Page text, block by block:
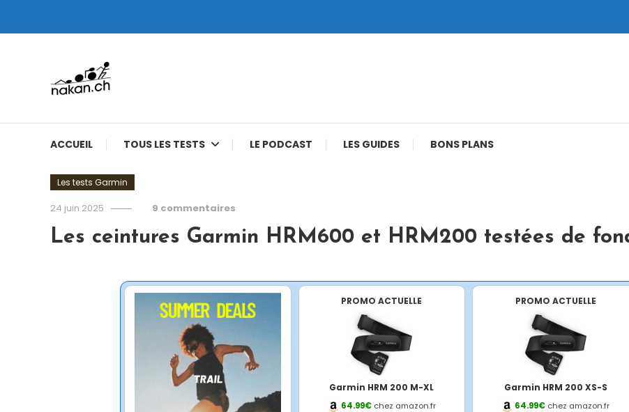
ACCUEIL TOUS LES TESTS LE PODCAST LES GUIDES BONS PLANS
Les tests Garmin
24 juin 2025 9 commentaires
Les ceintures Garmin HRM600 et HRM200 testées de
PROMO ACTUELLE
Garmin HRM 200 M-XL
64.99€chez amazon.fr
PROMO ACTUELLE
Garmin HRM 200 XS-S
64.99€ chez amazon.fr